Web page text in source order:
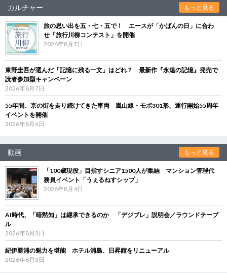
カルチャー もっと見る
旅の思い出を五・七・五で！ エースが「かばんの日」に合わ
せ「旅行川柳コンテスト」を開催
2026年8月7日
東野圭吾が選んだ「記憶に残る一文」はどれ？ 最新作『永遠の記憶』発売で
読者参加型キャンペーン
2026年8月7日
55年間、京の街を走り続けてきた車両 嵐山線・モボ301形、運行開始55周年
イベントを開催
2026年8月6日
動画 もっと見る
「100歳現役」目指すシニア1500人が集結 マンション管理代
務員イベント「うぇるねすシップ」
2026年8月4日
AI時代、「暗黙知」は継承できるのか 「デジブレ」説明会／ラウンドテーブ
ル
2026年8月3日
紀伊勝浦の魅力を堪能 ホテル浦島、日昇館をリニューアル
2026年8月3日